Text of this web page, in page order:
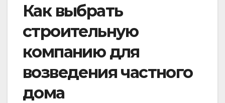
Как выбрать
строительную
компанию для
возведения частного
дома